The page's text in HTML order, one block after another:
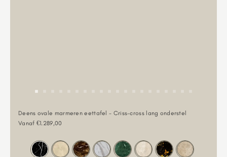
Deens ovale marmeren eettafel - Criss-cross lang onderstel
Aanbiedingsprijs
Vanaf €1.289,00